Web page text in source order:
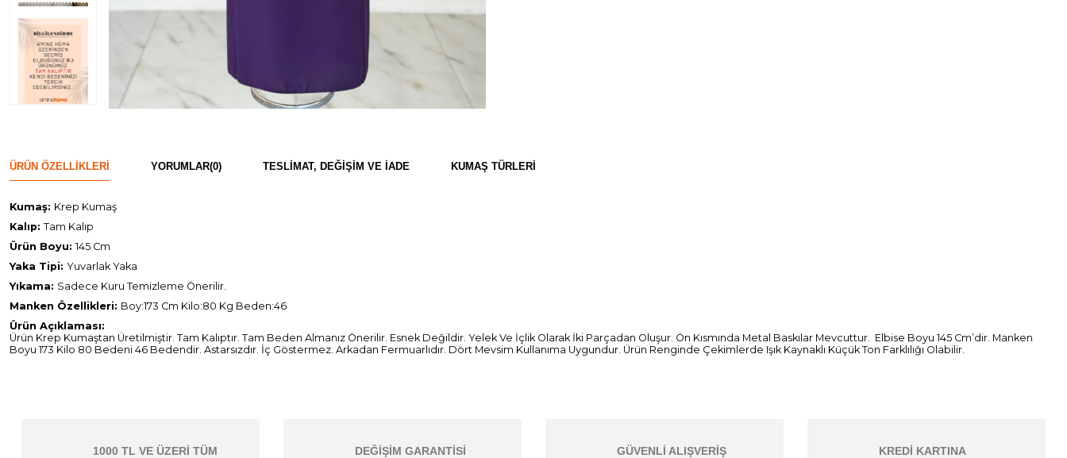
ÜRÜN ÖZELLIKLERI YORUMLAR(0) TESLIMAT, DEĞIŞIM VE İADE KUMAŞ TÜRLERI
Kumaş: Krep Kumaş
Kalıp: Tam Kalıp
Ürün Boyu: 145 Cm
Yaka Tipi: Yuvarlak Yaka
Yıkama: Sadece Kuru Temizleme Önerilir.
Manken Özellikleri: Boy:173 Cm Kilo:80 Kg Beden:46
Ürün Açıklaması:
Ürün Krep Kumaştan Üretilmiştir. Tam Kalıptır. Tam Beden Almanız Önerilir. Esnek Değildir. Yelek Ve İçlik Olarak İki Parçadan Oluşur. Ön Kısmında Metal Baskılar Mevcuttur. Elbise Boyu 145 Cm’dir. Manken
Boyu 173 Kilo 80 Bedeni 46 Bedendir. Astarsızdır. İç Göstermez. Arkadan Fermuarlıdır. Dört Mevsim Kullanıma Uygundur. Ürün Renginde Çekimlerde Işık Kaynaklı Küçük Ton Farklılığı Olabilir.
1000 TL VE ÜZERİ TÜM
DEĞİŞİM GARANTİSİ GÜVENLİ ALIŞVERİŞ
KREDİ KARTINA